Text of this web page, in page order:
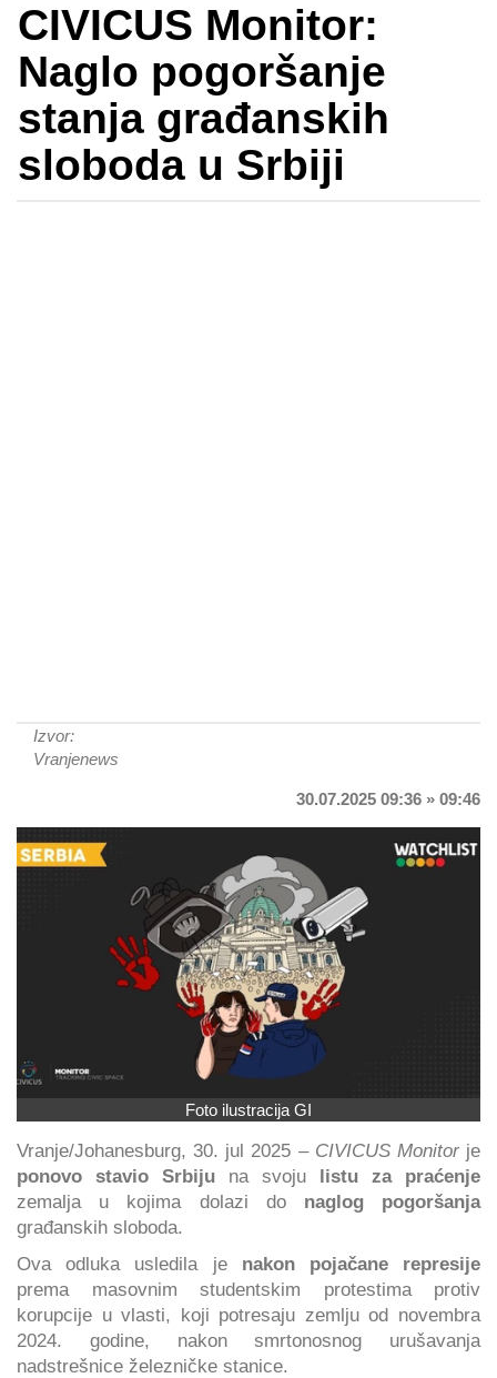
CIVICUS Monitor:
Naglo pogoršanje
stanja građanskih
sloboda u Srbiji
Izvor:
Vranjenews
30.07.2025 09:36 » 09:46
Foto ilustracija GI
Vranje/Johanesburg, 30. jul 2025 – CIVICUS Monitorje
ponovo stavio Srbiju na svoju listu za praćenje
zemalja u kojima dolazi do naglog pogoršanja
građanskih sloboda.
Ova odluka usledila je nakon pojačane represije
prema masovnim studentskim protestima protiv
korupcije u vlasti, koji potresaju zemlju od novembra
2024. godine, nakon smrtonosnog urušavanja
nadstrešnice železničke stanice.